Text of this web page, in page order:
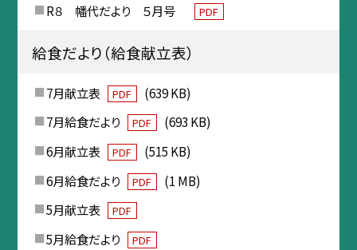
R８ 幡代だより ５月号
PDF
給食だより（給食献立表）
7月献立表 PDF
(639 KB)
7月給食だより
PDF
(693 KB)
6月献立表
PDF
(515 KB)
6月給食だより
PDF
(1 MB)
5月献立表
PDF
5月給食だより PDF